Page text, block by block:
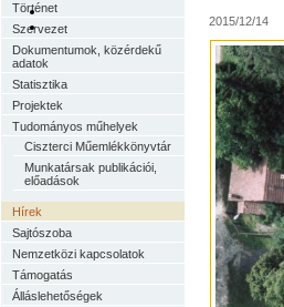
Történet
Szervezet
Dokumentumok, közérdekű
adatok
Statisztika
Projektek
Tudományos műhelyek
Ciszterci Műemlékkönyvtár
Munkatársak publikációi,
előadások
Hírek
Sajtószoba
Nemzetközi kapcsolatok
Támogatás
Álláslehetőségek
2015/12/14